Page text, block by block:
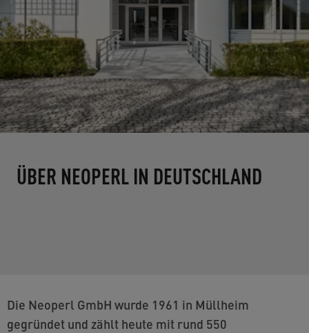
ÜBER NEOPERL IN DEUTSCHLAND
Die Neoperl GmbH wurde 1961 in Müllheim
gegründet und zählt heute mit rund 550